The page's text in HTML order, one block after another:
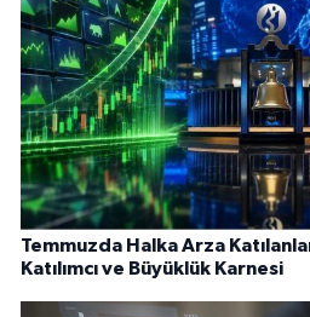
Temmuzda Halka Arza
Katılımcı ve Büyüklük Karnesi